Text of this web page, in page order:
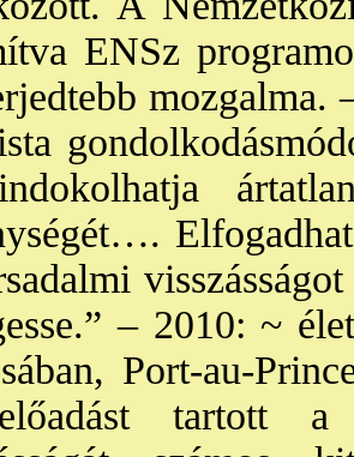
ENSz
mozgalma.
– 2010: ~
Port-au-
tartott a